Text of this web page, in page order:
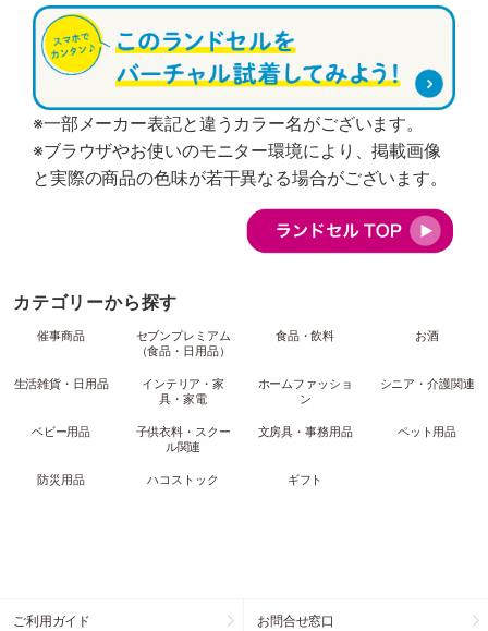
※一部メーカー表記と違うカラー名がございます。
※ブラウザやお使いのモニター環境により、掲載画像
と実際の商品の色味が若干異なる場合がございます。
カテゴリーから探す
催事商品
セブンプレミアム
（食品・日用品）
食品・飲料 お酒
生活雑貨・日用品
インテリア・家
具・家電
ホームファッショ
ン
シニア・介護関連
ベビー用品
子供衣料・スクー
ル関連
文房具・事務用品 ペット用品
防災用品 ハコストック ギフト
ご利用ガイド お問合せ窓口